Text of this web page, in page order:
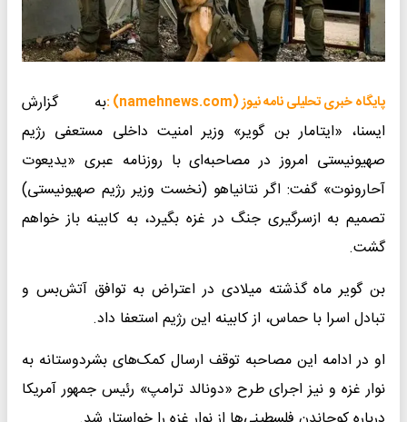
پایگاه خبری تحلیلی نامه نیوز (namehnews.com) :
به گزارش
ایسنا، «ایتامار بن گویر» وزیر امنیت داخلی مستعفی رژیم
صهیونیستی امروز در مصاحبه‌ای با روزنامه عبری «یدیعوت
آحارونوت» گفت: اگر نتانیاهو (نخست وزیر رژیم صهیونیستی)
تصمیم به ازسرگیری جنگ در غزه بگیرد، به کابینه باز خواهم
گشت.
بن گویر ماه گذشته میلادی در اعتراض به توافق آتش‌بس و
تبادل اسرا با حماس، از کابینه این رژیم استعفا داد.
او در ادامه این مصاحبه توقف ارسال کمک‌های بشردوستانه به
نوار غزه و نیز اجرای طرح «دونالد ترامپ» رئیس جمهور آمریکا